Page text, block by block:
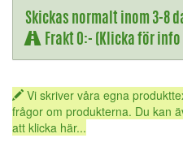
Skickas normalt inom 3-8
Frakt 0:- (Klicka för info
Vi skriver våra egna
frågor om produkterna. Du kan
att klicka här...